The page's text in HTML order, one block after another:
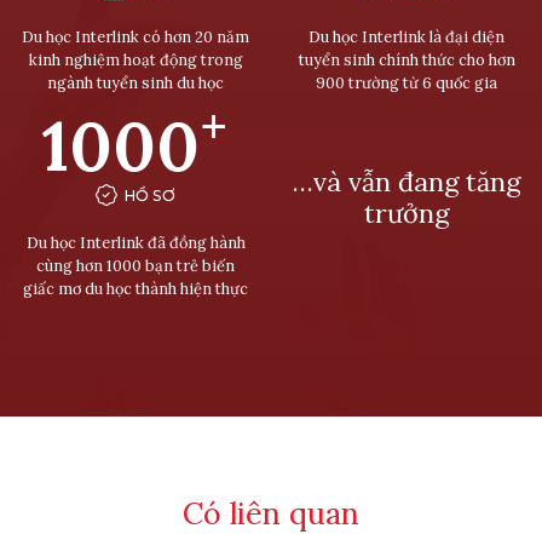
Du học Interlink có hơn 20 năm
kinh nghiệm hoạt động trong
ngành tuyển sinh du học
Du học Interlink là đại diện
tuyển sinh chính thức cho hơn
900 trường từ 6 quốc gia
1000+
HỒ SƠ
Du học Interlink đã đồng hành
cùng hơn 1000 bạn trẻ biến
giấc mơ du học thành hiện thực
…và vẫn đang tăng
trưởng
Có liên quan